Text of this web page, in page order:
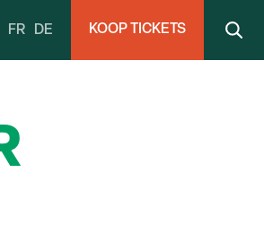
FR DE KOOP TICKETS